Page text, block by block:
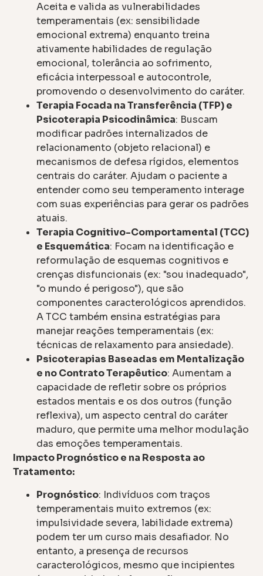
Aceita e valida as vulnerabilidades
temperamentais (ex: sensibilidade
emocional extrema) enquanto treina
ativamente habilidades de regulação
emocional, tolerância ao sofrimento,
eficácia interpessoal e autocontrole,
promovendo o desenvolvimento do caráter.
Terapia Focada na Transferência (TFP) e
Psicoterapia Psicodinâmica: Buscam
modificar padrões internalizados de
relacionamento (objeto relacional) e
mecanismos de defesa rígidos, elementos
centrais do caráter. Ajudam o paciente a
entender como seu temperamento interage
com suas experiências para gerar os padrões
atuais.
Terapia Cognitivo-Comportamental (TCC)
e Esquemática: Focam na identificação e
reformulação de esquemas cognitivos e
crenças disfuncionais (ex: "sou inadequado",
"o mundo é perigoso"), que são
componentes caracterológicos aprendidos.
A TCC também ensina estratégias para
manejar reações temperamentais (ex:
técnicas de relaxamento para ansiedade).
Psicoterapias Baseadas em Mentalização
e no Contrato Terapêutico: Aumentam a
capacidade de refletir sobre os próprios
estados mentais e os dos outros (função
reflexiva), um aspecto central do caráter
maduro, que permite uma melhor modulação
das emoções temperamentais.
Impacto Prognóstico e na Resposta ao
Tratamento:
Prognóstico: Indivíduos com traços
temperamentais muito extremos (ex:
impulsividade severa, labilidade extrema)
podem ter um curso mais desafiador. No
entanto, a presença de recursos
caracterológicos, mesmo que incipientes